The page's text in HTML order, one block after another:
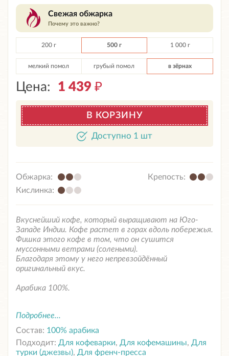
Свежая обжарка
Почему это важно?
200 г 500 г 1 000 г
мелкий помол грубый помол в зёрнах
Цена: 1 439 ₽
В КОРЗИНУ
Доступно 1 шт
Обжарка:
Крепость:
Кислинка:
Вкуснейший кофе, который выращивают на Юго-
Западе Индии. Кофе растет в горах вдоль побережья.
Фишка этого кофе в том, что он сушится
муссонными ветрами (солеными).
Благодаря этому у него непревзойдённый
оригинальный вкус.
Арабика 100%.
Подробнее...
Состав: 100% арабика
Подходит: Для кофеварки, Для кофемашины, Для
турки (джезвы), Для френч-пресса